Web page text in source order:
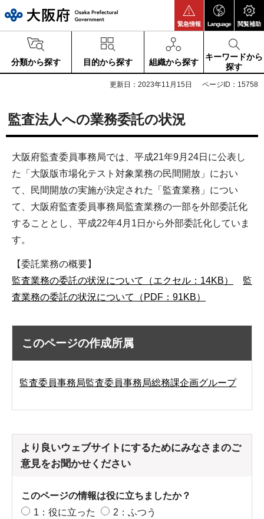
緊急情報 Language 閲覧補助
分類から探す 目的から探す 組織から探す
キーワードから
探す
更新日：2023年11月15日 ページID：15758
監査法人への業務委託の状況
大阪府監査委員事務局では、平成21年9月24日に公表し
た「大阪版市場化テスト対象業務の民間開放」におい
て、民間開放の実施が決定された「監査業務」につい
て、大阪府監査委員事務局監査業務の一部を外部委託化
することとし、平成22年4月1日から外部委託化していま
す。
【委託業務の概要】
監査業務の委託の状況について（エクセル：14KB）
監
査業務の委託の状況について（PDF：91KB）
このページの作成所属
監査委員事務局監査委員事務局総務課企画グループ
より良いウェブサイトにするためにみなさまのご
意見をお聞かせください
このページの情報は役に立ちましたか？
1：役に立った
2：ふつう